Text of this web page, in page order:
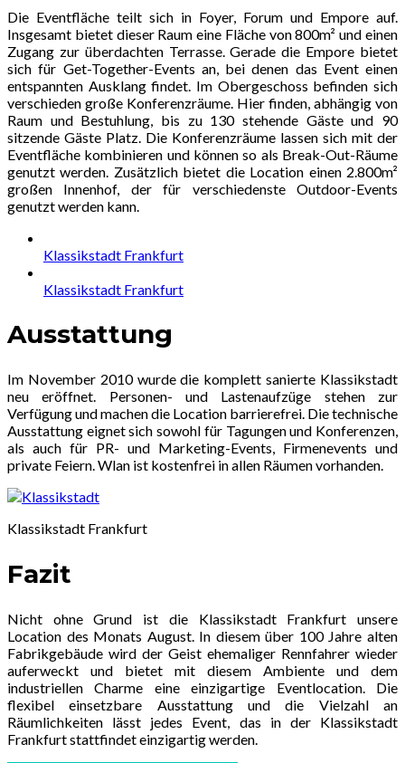
Die Eventfläche teilt sich in Foyer, Forum und Empore auf.
Insgesamt bietet dieser Raum eine Fläche von 800m² und einen
Zugang zur überdachten Terrasse. Gerade die Empore bietet
sich für Get-Together-Events an, bei denen das Event einen
entspannten Ausklang findet. Im Obergeschoss befinden sich
verschieden große Konferenzräume. Hier finden, abhängig von
Raum und Bestuhlung, bis zu 130 stehende Gäste und 90
sitzende Gäste Platz. Die Konferenzräume lassen sich mit der
Eventfläche kombinieren und können so als Break-Out-Räume
genutzt werden. Zusätzlich bietet die Location einen 2.800m²
großen Innenhof, der für verschiedenste Outdoor-Events
genutzt werden kann.
Klassikstadt Frankfurt
Klassikstadt Frankfurt
Ausstattung
Im November 2010 wurde die komplett sanierte Klassikstadt
neu eröffnet. Personen- und Lastenaufzüge stehen zur
Verfügung und machen die Location barrierefrei. Die technische
Ausstattung eignet sich sowohl für Tagungen und Konferenzen,
als auch für PR- und Marketing-Events, Firmenevents und
private Feiern. Wlan ist kostenfrei in allen Räumen vorhanden.
Klassikstadt Frankfurt
Fazit
Nicht ohne Grund ist die Klassikstadt Frankfurt unsere
Location des Monats August. In diesem über 100 Jahre alten
Fabrikgebäude wird der Geist ehemaliger Rennfahrer wieder
auferweckt und bietet mit diesem Ambiente und dem
industriellen Charme eine einzigartige Eventlocation. Die
flexibel einsetzbare Ausstattung und die Vielzahl an
Räumlichkeiten lässt jedes Event, das in der Klassikstadt
Frankfurt stattfindet einzigartig werden.